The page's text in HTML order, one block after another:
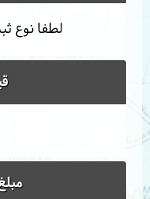
لطفا نوع